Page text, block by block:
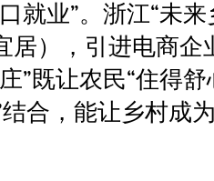
就业”。浙江“未
居），引进电商
”既让农民“住得
结合，能让乡村成